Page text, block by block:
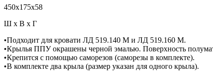
450х175х58
Ш х В х Г
•Подходит для кровати ЛД 519.140 М и ЛД 519.160 М.
•Крылья ППУ окрашены черной эмалью. Поверхность
•Крепится с помощью саморезов (саморезы в комплекте).
•В комплекте два крыла (размер указан для одного крыла).